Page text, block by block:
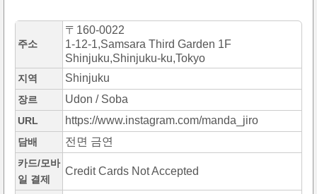
주소
〒160-0022
1-12-1,Samsara Third Garden 1F
Shinjuku,Shinjuku-ku,Tokyo
지역 Shinjuku
장르 Udon / Soba
URL https://www.instagram.com/manda_jiro
담배 전면 금연
카드/모바
일 결제
Credit Cards Not Accepted